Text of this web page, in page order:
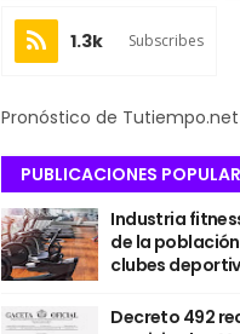
1.3k Subscribes
Pronóstico de Tutiempo.net
PUBLICACIONES
Industria
de la
clubes
Decreto 492